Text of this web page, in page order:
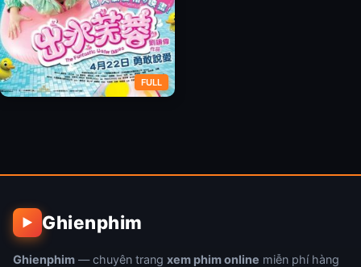
FULL
▶ Ghienphim
Ghienphim — chuyên trang xem phim online miễn phí hàng